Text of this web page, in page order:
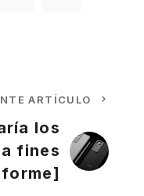
ARTÍCULO
los
fines